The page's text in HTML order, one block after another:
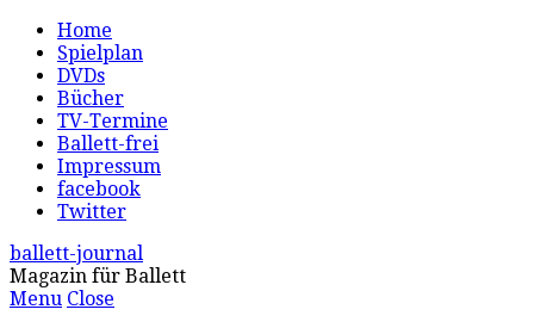
Home
Spielplan
DVDs
Bücher
TV-Termine
Ballett-frei
Impressum
facebook
Twitter
ballett-journal
Magazin für Ballett
Menu Close